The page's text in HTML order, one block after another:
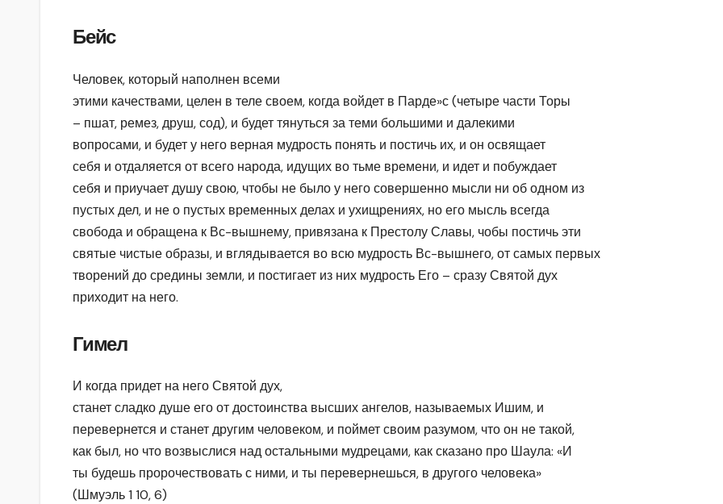
Бейс
Человек, который наполнен всеми
этими качествами, целен в теле своем, когда войдет в Парде»с (четыре части Торы
– пшат, ремез, друш, сод), и будет тянуться за теми большими и далекими
вопросами, и будет у него верная мудрость понять и постичь их, и он освящает
себя и отдаляется от всего народа, идущих во тьме времени, и идет и побуждает
себя и приучает душу свою, чтобы не было у него совершенно мысли ни об одном из
пустых дел, и не о пустых временных делах и ухищрениях, но его мысль всегда
свобода и обращена к Вс-вышнему, привязана к Престолу Славы, чобы постичь эти
святые чистые образы, и вглядывается во всю мудрость Вс-вышнего, от самых первых
творений до средины земли, и постигает из них мудрость Его – сразу Святой дух
приходит на него.
Гимел
И когда придет на него Святой дух,
станет сладко душе его от достоинства высших ангелов, называемых Ишим, и
перевернется и станет другим человеком, и поймет своим разумом, что он не такой,
как был, но что возвыслися над остальными мудрецами, как сказано про Шаула: «И
ты будешь пророчествовать с ними, и ты перевернешься, в другого человека»
(Шмуэль 1 10, 6)